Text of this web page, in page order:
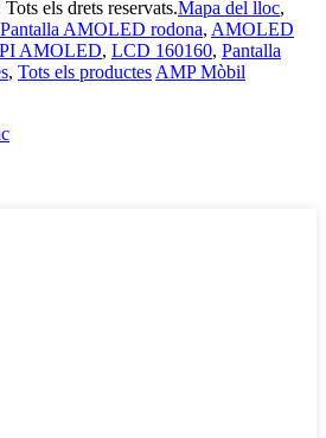
els drets reservats.Mapa del lloc,
Pantalla AMOLED rodona, AMOLED
AMOLED, LCD 160160, Pantalla
, Tots els productes AMP Mòbil